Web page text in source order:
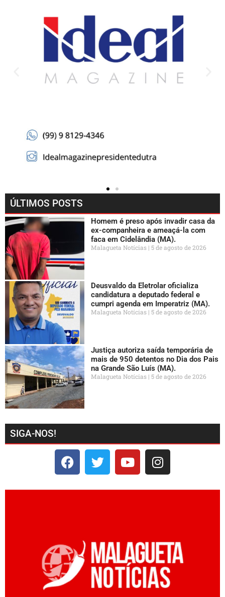
ÚLTIMOS POSTS
Homem é preso após invadir casa da
ex-companheira e ameaçá-la com
faca em Cidelândia (MA).
Malagueta Notícias 5 de agosto de 2026
Deusvaldo da Eletrolar oficializa
candidatura a deputado federal e
cumpri agenda em Imperatriz (MA).
Malagueta Notícias 5 de agosto de 2026
Justiça autoriza saída temporária de
mais de 950 detentos no Dia dos Pais
na Grande São Luís (MA).
Malagueta Notícias 5 de agosto de 2026
SIGA-NOS!